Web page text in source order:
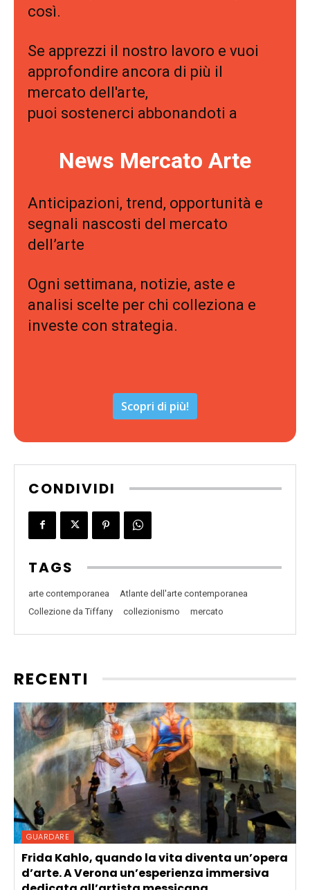
così.
Se apprezzi il nostro lavoro e vuoi
approfondire ancora di più il
mercato dell'arte,
puoi sostenerci abbonandoti a
News Mercato Arte
Anticipazioni, trend, opportunità e
segnali nascosti del mercato
dell’arte
Ogni settimana, notizie, aste e
analisi scelte per chi colleziona e
investe con strategia.
Scopri di più!
CONDIVIDI
TAGS
arte contemporanea
Atlante dell'arte contemporanea
Collezione da Tiffany
collezionismo mercato
RECENTI
GUARDARE
Frida Kahlo, quando la vita diventa un’opera
d’arte. A Verona un’esperienza immersiva